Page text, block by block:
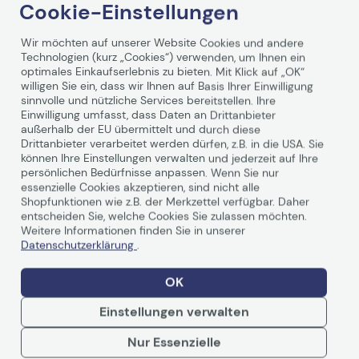
Technische Daten
PDF-Datenblatt
Allgemein
Hersteller
Ricoh
Hauptmerkmale
Produktbeschreibung
Ricoh - Magenta -
Original - Tonerpatrone
Weiterlesen
Cookie-Einstellungen
Wir möchten auf unserer Website Cookies und andere
Technologien (kurz „Cookies“) verwenden, um Ihnen ein
optimales Einkaufserlebnis zu bieten. Mit Klick auf „OK“
willigen Sie ein, dass wir Ihnen auf Basis Ihrer Einwilligung
sinnvolle und nützliche Services bereitstellen. Ihre
Einwilligung umfasst, dass Daten an Drittanbieter
außerhalb der EU übermittelt und durch diese
Drittanbieter verarbeitet werden dürfen, z.B. in die USA. Sie
können Ihre Einstellungen verwalten und jederzeit auf Ihre
persönlichen Bedürfnisse anpassen. Wenn Sie nur
essenzielle Cookies akzeptieren, sind nicht alle
Shopfunktionen wie z.B. der Merkzettel verfügbar. Daher
entscheiden Sie, welche Cookies Sie zulassen möchten.
Weitere Informationen finden Sie in unserer
Datenschutzerklärung .
OK
Einstellungen verwalten
Nur Essenzielle